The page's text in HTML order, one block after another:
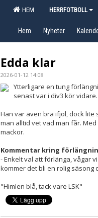
HEM HERRFOTBOLL
Hem Nyheter
Edda klar
2026-01-12 14:08
Ytterligare en tung
senast var i div3 kör vidare.
Han var även bra ifjol, dock lite
man alltid vet vad man får.
mackor.
Kommentar kring
- Enkelt val att förlänga, vågar
kommer det bli en rolig säsong
"Himlen blå, tack vare LSK"